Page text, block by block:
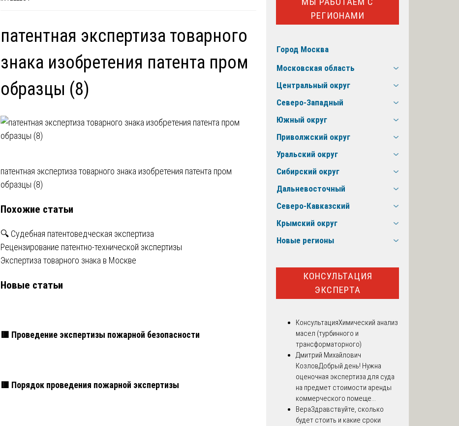
патентная экспертиза товарного
знака изобретения патента пром
образцы (8)
Навигация
по
записям
патентная экспертиза товарного знака изобретения патента пром
образцы (8)
Похожие статьи
🔍 Судебная патентоведческая экспертиза
Рецензирование патентно-технической экспертизы
Экспертиза товарного знака в Москве
Новые статьи
🟥 Проведение экспертизы пожарной безопасности
🟥 Порядок проведения пожарной экспертизы
РЕГИОНАМИ
Город Москва
Московская область
Центральный округ
Северо-Западный
Южный округ
Приволжский округ
Уральский округ
Сибирский округ
Дальневосточный
Северо-Кавказский
Крымский округ
Новые регионы
КОНСУЛЬТАЦИЯ
ЭКСПЕРТА
КонсультацияХимический анализ
масел (турбинного и
трансформаторного)
Дмитрий Михайлович
КозловДобрый день! Нужна
оценочная экспертиза для суда
на предмет стоимости аренды
коммерческого помеще...
ВераЗдравствуйте, сколько
будет стоить и какие сроки